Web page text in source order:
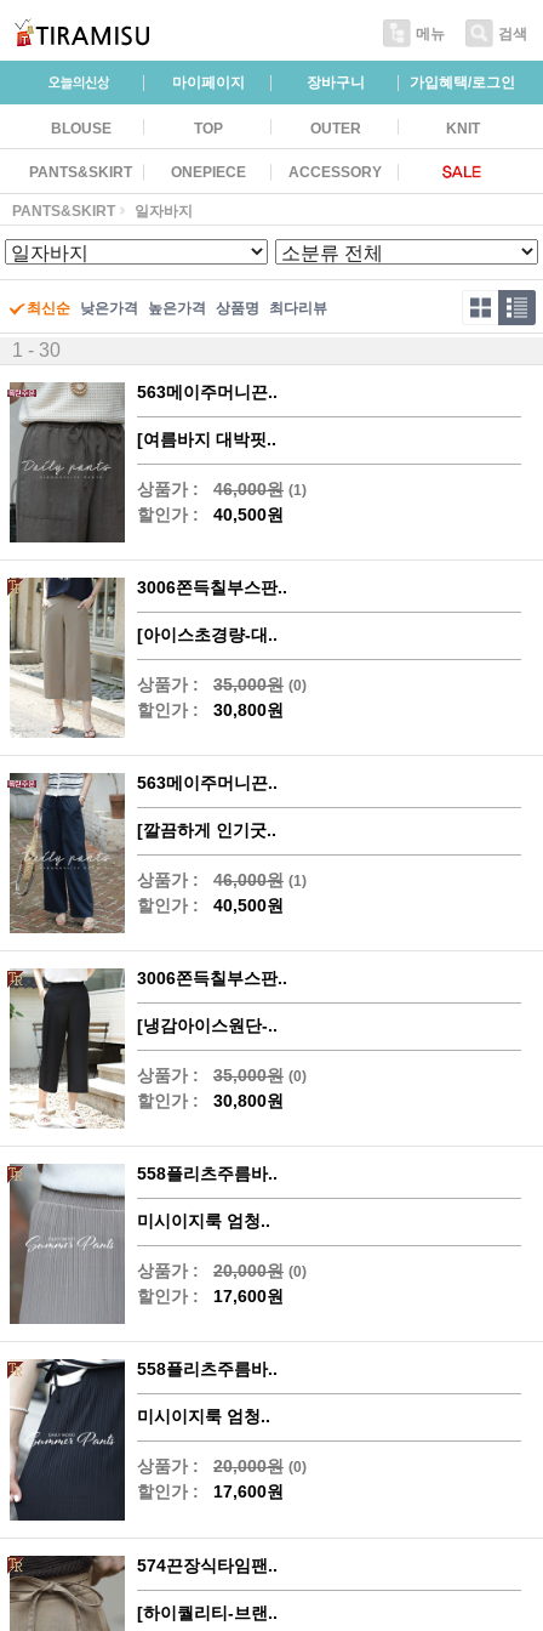
메뉴 검색
마이페이지 장바구니 가입혜택/로그인
BLOUSE TOP OUTER KNIT
PANTS&SKIRT ONEPIECE ACCESSORY
PANTS&SKIRT 일자바지
최신순 낮은가격 높은가격 상품명 최다리뷰
1 - 30
563메이주머니끈..
[여름바지 대박핏..
상품가 : 46,000원 (1)
할인가 : 40,500원
3006쫀득칠부스판..
[아이스초경량-대..
상품가 : 35,000원 (0)
할인가 : 30,800원
563메이주머니끈..
[깔끔하게 인기굿..
상품가 : 46,000원 (1)
할인가 : 40,500원
3006쫀득칠부스판..
[냉감아이스원단-..
상품가 : 35,000원 (0)
할인가 : 30,800원
558플리츠주름바..
미시이지룩 엄청..
상품가 : 20,000원 (0)
할인가 : 17,600원
558플리츠주름바..
미시이지룩 엄청..
상품가 : 20,000원 (0)
할인가 : 17,600원
574끈장식타임팬..
[하이퀄리티-브랜..